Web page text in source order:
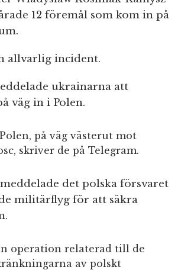
12 föremål som kom in på
allvarlig incident.
ukrainarna att
väg in i Polen.
på väg västerut mot
skriver de på Telegram.
det polska försvaret
militärflyg för att säkra
operation relaterad till de
av polskt